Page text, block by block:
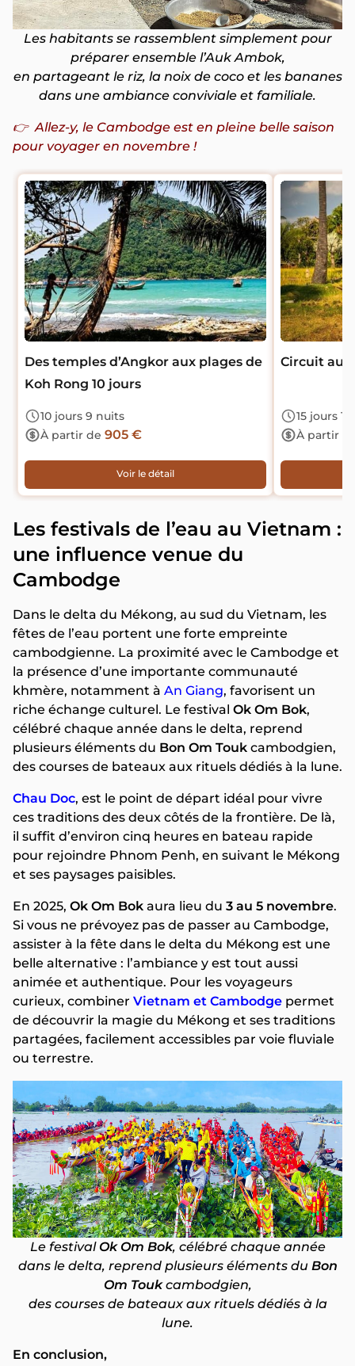
Les habitants se rassemblent simplement pour
préparer ensemble l’Auk Ambok,
en partageant le riz, la noix de coco et les bananes
dans une ambiance conviviale et familiale.
👉 Allez-y, le Cambodge est en pleine belle saison
pour voyager en novembre !
Des temples d’Angkor aux plages de
Koh Rong 10 jours
10 jours 9 nuits
À partir de 905 €
Voir le détail
Circuit au
15 jours
À partir
Les festivals de l’eau au Vietnam :
une influence venue du
Cambodge
Dans le delta du Mékong, au sud du Vietnam, les
fêtes de l’eau portent une forte empreinte
cambodgienne. La proximité avec le Cambodge et
la présence d’une importante communauté
khmère, notamment à An Giang, favorisent un
riche échange culturel. Le festival Ok Om Bok,
célébré chaque année dans le delta, reprend
plusieurs éléments du Bon Om Touk cambodgien,
des courses de bateaux aux rituels dédiés à la lune.
Chau Doc, est le point de départ idéal pour vivre
ces traditions des deux côtés de la frontière. De là,
il suffit d’environ cinq heures en bateau rapide
pour rejoindre Phnom Penh, en suivant le Mékong
et ses paysages paisibles.
En 2025, Ok Om Bok aura lieu du 3 au 5 novembre.
Si vous ne prévoyez pas de passer au Cambodge,
assister à la fête dans le delta du Mékong est une
belle alternative : l’ambiance y est tout aussi
animée et authentique. Pour les voyageurs
curieux, combiner Vietnam et Cambodge permet
de découvrir la magie du Mékong et ses traditions
partagées, facilement accessibles par voie fluviale
ou terrestre.
Le festival Ok Om Bok, célébré chaque année
dans le delta, reprend plusieurs éléments du Bon
Om Toukcambodgien,
des courses de bateaux aux rituels dédiés à la
lune.
En conclusion,